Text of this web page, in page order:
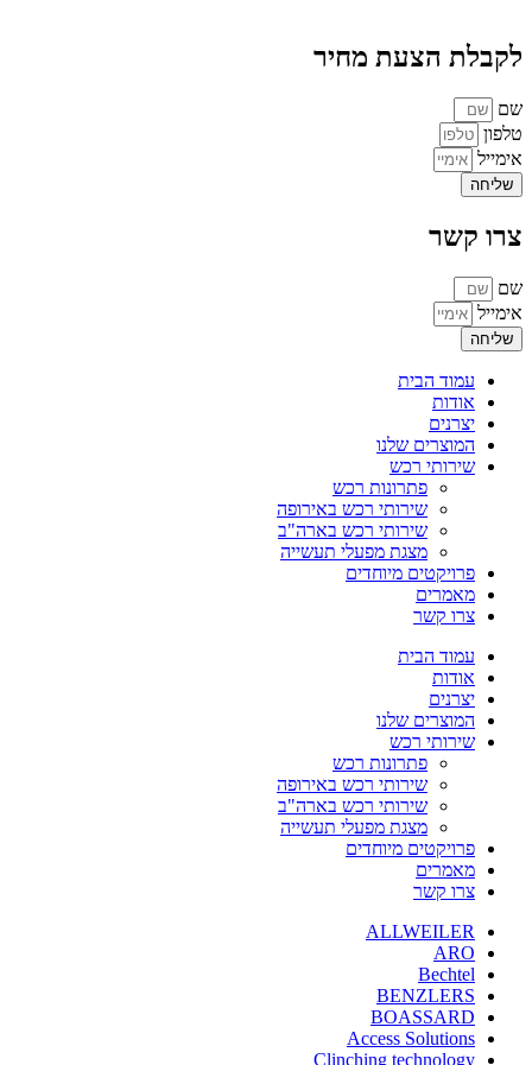
לקבלת הצעת מחיר
שם
טלפון
אימייל
שליחה
צרו קשר
שם
אימייל
שליחה
עמוד הבית
אודות
יצרנים
המוצרים שלנו
שירותי רכש
פתרונות רכש
שירותי רכש באירופה
שירותי רכש בארה"ב
מצגת מפעלי תעשייה
פרויקטים מיוחדים
מאמרים
צרו קשר
עמוד הבית
אודות
יצרנים
המוצרים שלנו
שירותי רכש
פתרונות רכש
שירותי רכש באירופה
שירותי רכש בארה"ב
מצגת מפעלי תעשייה
פרויקטים מיוחדים
מאמרים
צרו קשר
ALLWEILER
ARO
Bechtel
BENZLERS
BOASSARD
Access Solutions
Clinching technology